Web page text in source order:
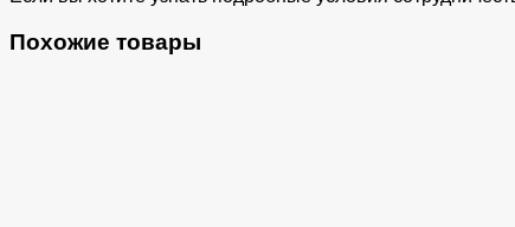
Похожие товары